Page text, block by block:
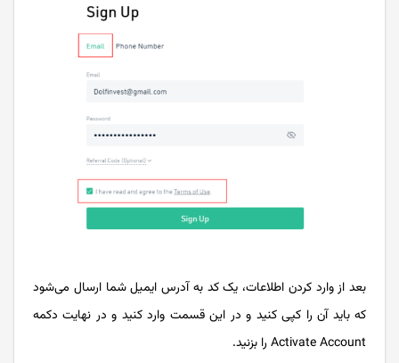
بعد از وارد کردن اطلاعات، یک کد به آدرس ایمیل شما ارسال می‌شود
که باید آن را کپی کنید و در این قسمت وارد کنید و در نهایت دکمه
Activate Account را بزنید.